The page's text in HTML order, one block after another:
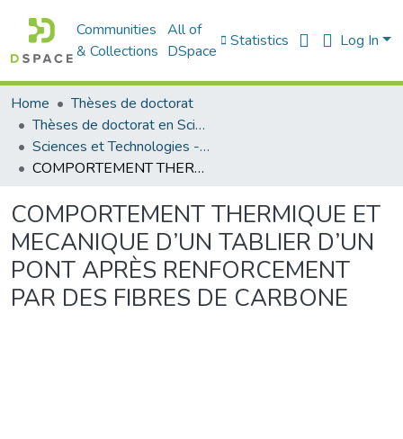
Communities
& Collections
All of
DSpace
Statistics Log In
Home
Thèses de doctorat
Thèses de doctorat en Sciences
Sciences et Technologies - العلوم و التكنولوجيا
COMPORTEMENT THERMIQUE ET MECANIQUE D’UN TABLIER D’UN PONT APRÈS RENFORCEMENT PAR DES FIBRES DE CARBONE
COMPORTEMENT THERMIQUE ET
MECANIQUE D’UN TABLIER D’UN
PONT APRÈS RENFORCEMENT
PAR DES FIBRES DE CARBONE